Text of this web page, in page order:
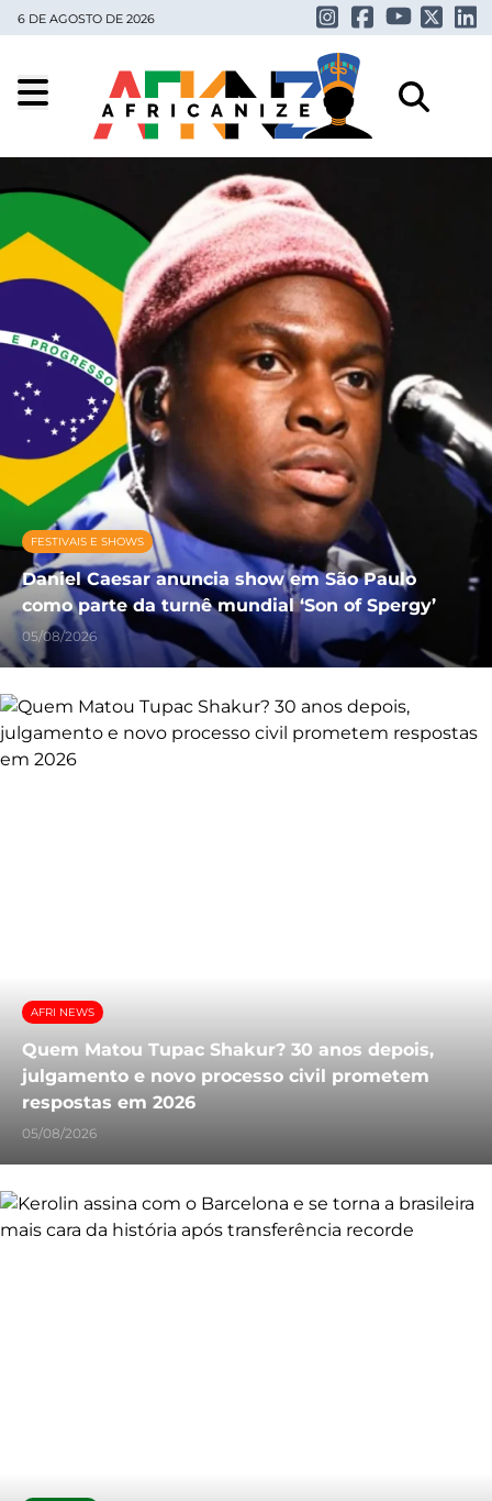
6 DE AGOSTO DE 2026
FESTIVAIS E SHOWS
Daniel Caesar anuncia show em São Paulo
como parte da turnê mundial ‘Son of Spergy’
05/08/2026
AFRI NEWS
Quem Matou Tupac Shakur? 30 anos depois,
julgamento e novo processo civil prometem
respostas em 2026
05/08/2026